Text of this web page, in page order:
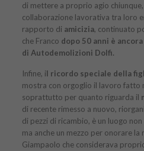
di mettere a proprio agio
collaborazione lavorativa tra loro
rapporto di amicizia, continuato
che Franco dopo 50 anni è
di Autodemolizioni Dolfi.
Infine, il ricordo speciale della
mostra con orgoglio il lavoro fatto
soprattutto per quanto riguarda il
di recente rimesso a nuovo,
di pezzi di ricambio, è un luogo
ma anche un mezzo per onorare
Giampaolo che considerava